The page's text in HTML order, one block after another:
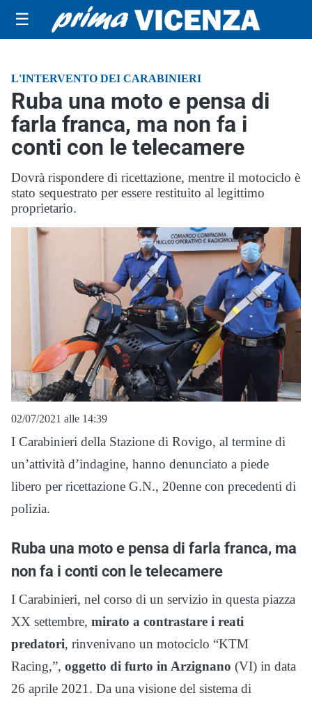
☰
L'INTERVENTO DEI CARABINIERI
Ruba una moto e pensa di
farla franca, ma non fa i
conti con le telecamere
Dovrà rispondere di ricettazione, mentre il motociclo è
stato sequestrato per essere restituito al legittimo
proprietario.
02/07/2021 alle 14:39
I Carabinieri della Stazione di Rovigo, al termine di
un’attività d’indagine, hanno denunciato a piede
libero per ricettazione G.N., 20enne con precedenti di
polizia.
Ruba una moto e pensa di farla franca, ma
non fa i conti con le telecamere
I Carabinieri, nel corso di un servizio in questa piazza
XX settembre, mirato a contrastare i reati
predatori, rinvenivano un motociclo “KTM
Racing,”, oggetto di furto in Arzignano (VI) in data
26 aprile 2021. Da una visione del sistema di